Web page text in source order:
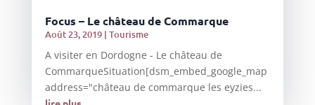
Focus – Le château de Commarque
Août 23, 2019| Tourisme
A visiter en Dordogne - Le château de
CommarqueSituation[dsm_embed_google_map
address="château de commarque les eyzies...